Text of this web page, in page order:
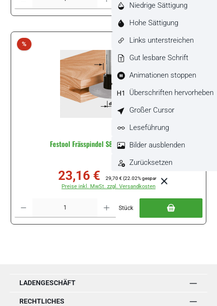
%Rabatt
Festool Frässpindel S8 1,5-5 D14 #499805
Verkaufspreis:
23,16 € 29,70 € (22.02% gespart)
Preise inkl. MwSt. zzgl. Versandkosten
Stück
LADENGESCHÄFT
RECHTLICHES
Niedrige Sättigung
Hohe Sättigung
Links unterstreichen
Gut lesbare Schrift
Animationen stoppen
Überschriften hervorheben
Großer Cursor
Leseführung
Bilder ausblenden
Zurücksetzen